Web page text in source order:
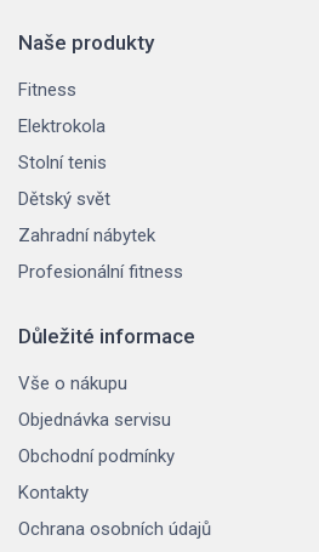
Naše produkty
Fitness
Elektrokola
Stolní tenis
Dětský svět
Zahradní nábytek
Profesionální fitness
Důležité informace
Vše o nákupu
Objednávka servisu
Obchodní podmínky
Kontakty
Ochrana osobních údajů